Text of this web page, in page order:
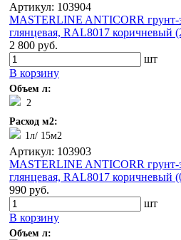
Артикул: 103904
MASTERLINE ANTICORR грунт-
глянцевая, RAL8017 коричневый
2 800 руб.
шт
В корзину
Объем л:
2
Расход м2:
1л/ 15м2
Артикул: 103903
MASTERLINE ANTICORR грунт-
глянцевая, RAL8017 коричневый
990 руб.
шт
В корзину
Объем л: